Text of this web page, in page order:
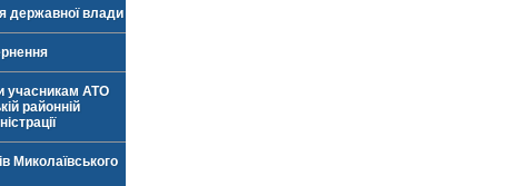
державної влади
учасникам АТО
районній
Миколаївського